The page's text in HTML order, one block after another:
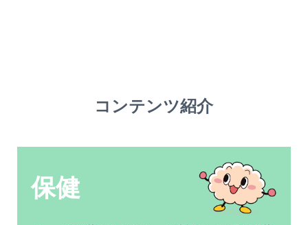
コンテンツ紹介
保健